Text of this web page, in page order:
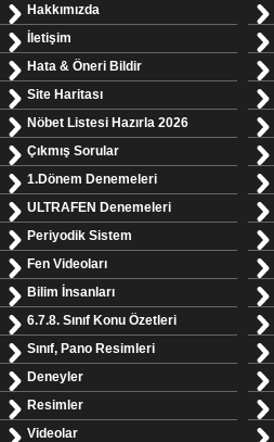
Hakkımızda
İletişim
Hata & Öneri Bildir
Site Haritası
Nöbet Listesi Hazırla 2026
Çıkmış Sorular
1.Dönem Denemeleri
ULTRAFEN Denemeleri
Periyodik Sistem
Fen Videoları
Bilim İnsanları
6.7.8. Sınıf Konu Özetleri
Sınıf, Pano Resimleri
Deneyler
Resimler
Videolar